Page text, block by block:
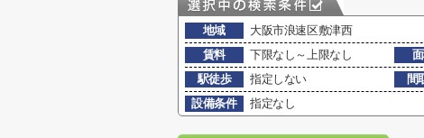
地域
大阪市浪速区敷津西
賃料
下限なし～上限なし
駅徒歩
指定しない 間
設備条件
指定なし